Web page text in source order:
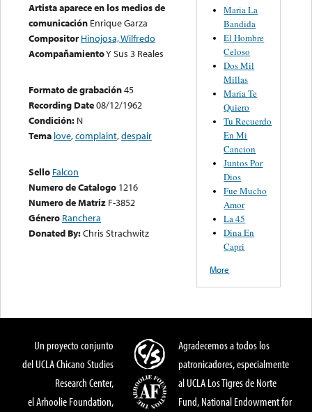
Artista aparece en los medios de
comunicación Enrique Garza
Compositor Hinojosa, Wilfredo
AcompañamientoY Sus 3 Reales
Formato de grabación45
Recording Date08/12/1962
Condición: N
Tema love,complaint,despair
Sello Falcon
Numero de Catalogo 1216
Numero de Matriz F-3852
Género Ranchera
Donated By:Chris Strachwitz
Maria La
Bandida
El Hombre
Celoso
Dos Mil
Millas
Maria Te
Quiero
Tu Recuerdo
En Mi
Cancion
Juntos Por
Dios
Fue Mucho
Amor
La 45
Dina En
Capri
More
Un proyecto conjunto
del UCLA Chicano Studies
Research Center,
el Arhoolie Foundation,
Agradecemos a todos los
patronicadores, especialmente
al UCLA Los Tigres de Norte
Fund, National Endowment for